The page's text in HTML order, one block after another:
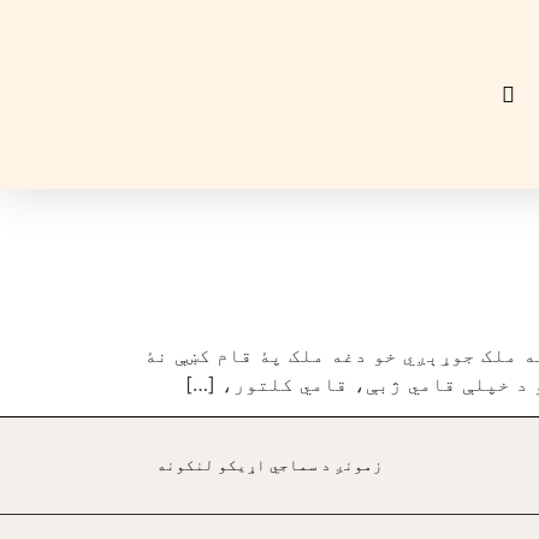
ملک جوړېږي خو دغه ملک پۀ قام کښې نۀ
د خپلې قامي ژبې، قامي کلتور، […]
زمونږ د سماجي اړيکو لنکونه